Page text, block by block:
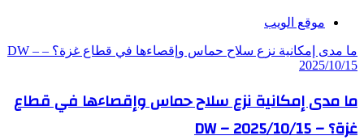
موقع الويب
ما مدى إمكانية نزع سلاح حماس وإقصاءها في قطاع غزة؟ – DW –
2025/10/15
ما مدى إمكانية نزع سلاح حماس وإقصاءها في قطاع
غزة؟ – DW – 2025/10/15